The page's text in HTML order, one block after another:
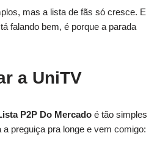
mas a lista de fãs só cresce. E
falando bem, é porque a parada
a UniTV
P2P Do Mercado é tão simples
preguiça pra longe e vem comigo: